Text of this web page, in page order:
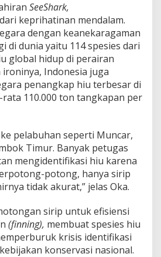
SeeShark,
keprihatinan mendalam.
dengan keanekaragaman
di dunia yaitu 114 spesies dari
global hidup di perairan
Indonesia juga
penangkap hiu terbesar di
110.000 ton tangkapan per
pelabuhan seperti Muncar,
Timur. Banyak petugas
mengidentifikasi hiu karena
potong, hanya sirip
tidak akurat,” jelas Oka.
sirip untuk efisiensi
(finning), membuat spesies hiu
krisis identifikasi
konservasi nasional.